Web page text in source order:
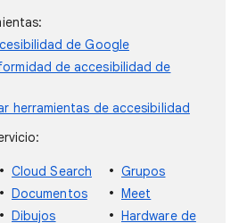
de Google
de accesibilidad de
herramientas de accesibilidad
Cloud Search
Documentos
Dibujos
Grupos
Meet
Hardware de